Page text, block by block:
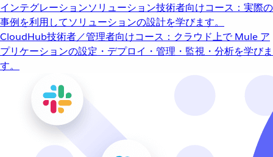
インテグレーションソリューション技術者向けコース：実際の
事例を利用してソリューションの設計を学びます。
CloudHub技術者／管理者向けコース：クラウド上で Mule ア
プリケーションの設定・デプロイ・管理・監視・分析を学びま
す。